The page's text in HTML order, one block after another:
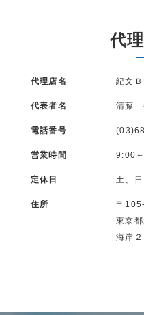
代
代理店名 紀文
代表者名 清藤
電話番号
営業時間 9:00
定休日 土、
住所
〒
東京
海岸